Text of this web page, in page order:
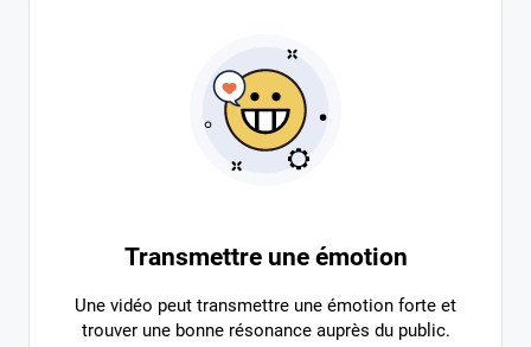
Transmettre une émotion
Une vidéo peut transmettre une émotion forte et
trouver une bonne résonance auprès du public.